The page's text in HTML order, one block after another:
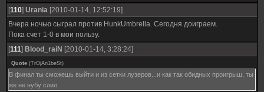
[110] Urania [2010-01-14, 12:52:19]
Вчера ночью сыграл против HunkUmbrella. Сегодня доиграем.
Пока счет 1-0 в мои пользу.
[111] Blood_raiN [2010-01-14, 3:28:24]
Quote (TrOjAn1beSt)
В финал ты сможешь выйти и из сетки лузеров...и как так обидных проигрыш, ты
же не нубу слил